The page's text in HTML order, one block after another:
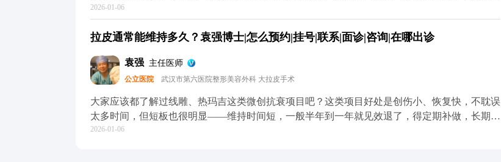
确实可能出现血肿、皮肤凹凸不平，严重的还可能损伤神经。比如有些朋友做完后耳朵变形、疤
行拉扯皮肤缝合，自然容易出问题。 但大家也不用过度恐慌，在正规医院找经验丰富的医生操
神经，做分层减张缝合，尽量减少对组织的创伤。还会注意保护面部主要神经分支，避免不必要
的损伤。 所以说，想做拉皮，第一步也是最关键的一步，就是选对正规医院和靠谱医生，这是
降低风险的想知道更多关于MCR复合提升术的问题，可以去官方媒体平台（公众号、百家号、
小红薯）预约面诊，详细了解。核心。
2026-01-06
拉皮通常能维持多久？袁强博士|怎么预约|挂号|联系|面诊|咨询|在哪出诊
袁强 主任医师
公立医院 武汉市第六医院整形美容外科 大拉皮手术
大家应该都了解过线雕、热玛吉这类微创抗衰项目吧？这类项目好处是创伤小、恢复快，不耽误
太多时间，但短板也很明显——维持时间短，一般半年到一年就见效退了，得定期补做，长期算
下来花费也不少。 拉皮手术就不一样了，它不是只把表面皮肤拉紧那么简单，核心是通过深层
2026-01-06